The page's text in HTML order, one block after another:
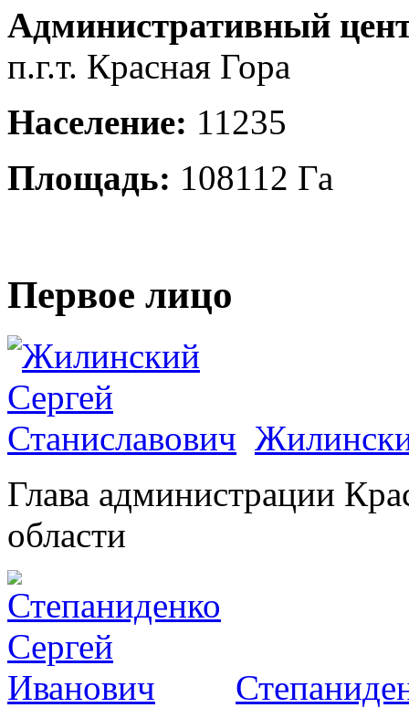
Административный
п.г.т. Красная Гора
Население: 11235
Площадь: 108112 Га
Первое лицо
Глава администрации
области